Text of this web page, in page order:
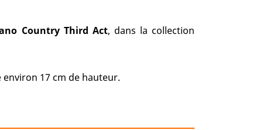
Country Third Act, dans la collection
environ 17 cm de hauteur.